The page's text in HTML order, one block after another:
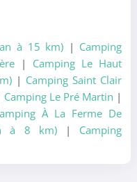
à 15 km) | Camping
| Camping Le Haut
| Camping Saint Clair
Camping Le Pré Martin |
À La Ferme De
à 8 km)| Camping